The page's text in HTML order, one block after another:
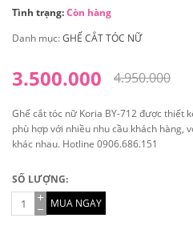
Tình trạng:Còn hàng
Danh mục:GHẾ CẮT TÓC NỮ
4.950.000
3.500.000
Ghế cắt tóc nữ Koria BY-712 được thiết
phù hợp với nhiều nhu cầu khách hàng,
khác nhau. Hotline 0906.686.151
SỐ LƯỢNG:
MUA NGAY